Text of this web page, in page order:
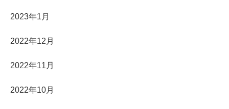
2023年1月
2022年12月
2022年11月
2022年10月